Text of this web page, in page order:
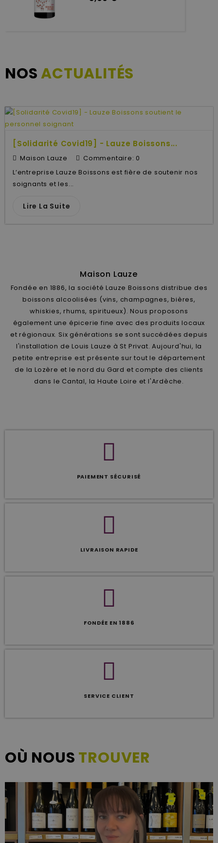
NOSACTUALITÉS
[Solidarité Covid19] - Lauze Boissons...
Maison Lauze Commentaire: 0
L’entreprise Lauze Boissons est fière de soutenir nos
soignants et les...
Lire La Suite
Maison Lauze
Fondée en 1886, la société Lauze Boissons distribue des
boissons alcoolisées (vins, champagnes, bières,
whiskies, rhums, spiritueux). Nous proposons
également une épicerie fine avec des produits locaux
et régionaux. Six générations se sont succédées depuis
l'installation de Louis Lauze à St Privat. Aujourd'hui, la
petite entreprise est présente sur tout le département
de la Lozère et le nord du Gard et compte des clients
dans le Cantal, la Haute Loire et l'Ardèche.
PAIEMENT SÉCURISÉ
LIVRAISON RAPIDE
FONDÉE EN 1886
SERVICE CLIENT
OÙ NOUS TROUVER